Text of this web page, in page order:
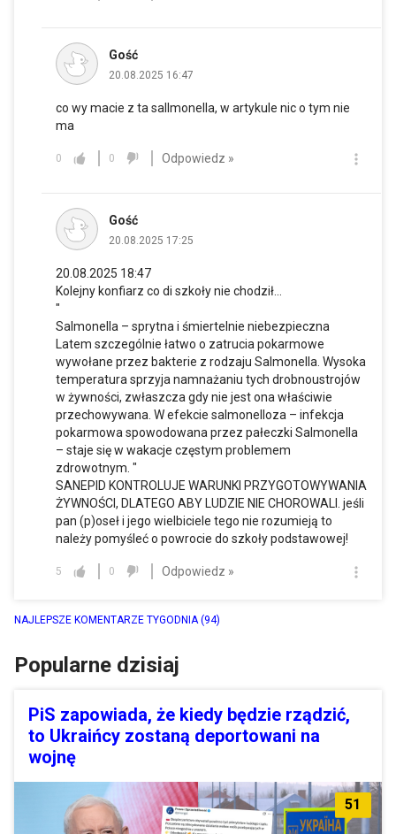
Gość
20.08.2025 16:47
co wy macie z ta sallmonella, w artykule nic o tym nie
ma
0 0 Odpowiedz »
Gość
20.08.2025 17:25
20.08.2025 18:47
Kolejny konfiarz co di szkoły nie chodził...
"
Salmonella – sprytna i śmiertelnie niebezpieczna
Latem szczególnie łatwo o zatrucia pokarmowe
wywołane przez bakterie z rodzaju Salmonella. Wysoka
temperatura sprzyja namnażaniu tych drobnoustrojów
w żywności, zwłaszcza gdy nie jest ona właściwie
przechowywana. W efekcie salmonelloza – infekcja
pokarmowa spowodowana przez pałeczki Salmonella
– staje się w wakacje częstym problemem
zdrowotnym. "
SANEPID KONTROLUJE WARUNKI PRZYGOTOWYWANIA
ŻYWNOŚCI, DLATEGO ABY LUDZIE NIE CHOROWALI. jeśli
pan (p)oseł i jego wielbiciele tego nie rozumieją to
należy pomyśleć o powrocie do szkoły podstawowej!
5 0 Odpowiedz »
NAJLEPSZE KOMENTARZE TYGODNIA(94)
Popularne dzisiaj
PiS zapowiada, że kiedy będzie rządzić,
to Ukraińcy zostaną deportowani na
wojnę
51